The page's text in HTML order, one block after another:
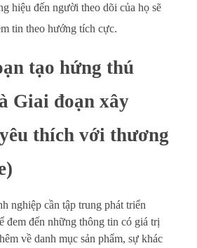
hiệu đến người theo dõi của họ sẽ
tin theo hướng tích cực.
tạo hứng thú
Giai đoạn xây
thích với thương
nghiệp cần tập trung phát triển
đem đến những thông tin có giá trị
về danh mục sản phẩm, sự khác